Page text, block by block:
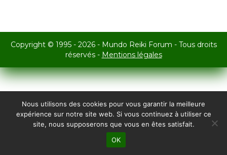
Copyright © 1995 - 2026 - Mundo Reiki Forum - Tous droits
réservés - Mentions légales
Nous utilisons des cookies pour vous garantir la meilleure
expérience sur notre site web. Si vous continuez à utiliser ce
site, nous supposerons que vous en êtes satisfait.
OK